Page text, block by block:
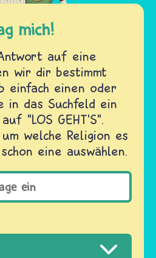
mich!
auf eine
wir dir bestimmt
einfach einen oder
in das Suchfeld ein
"LOS GEHT'S".
welche Religion es
eine auswählen.